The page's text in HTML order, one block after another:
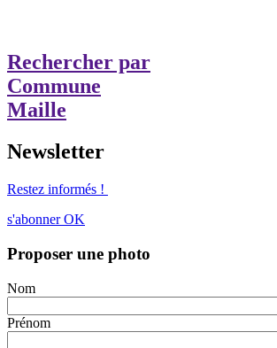
Rechercher par
Commune
Maille
Newsletter
Restez informés !
s'abonner OK
Proposer une photo
Nom
Prénom